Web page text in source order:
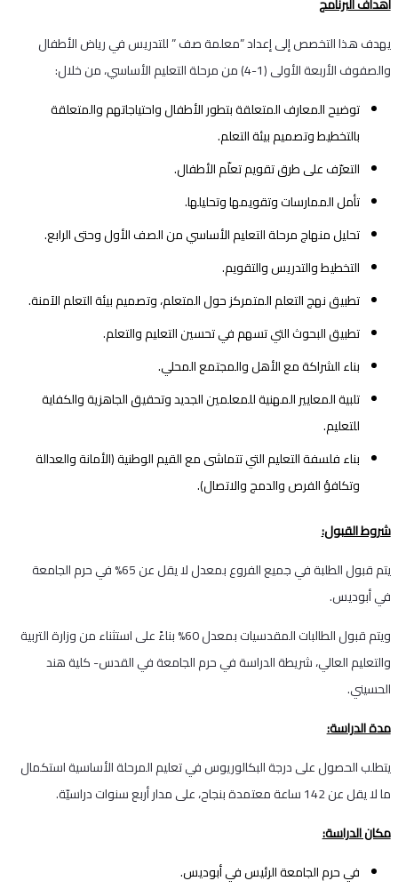
يهدف هذا التخصص إلى إعداد ”معلمة صف ” للتدريس في رياض الأطفال
والصفوف الأربعة الأولى (1-4) من مرحلة التعليم الأساسي، من خلال:
توضيح المعارف المتعلقة بتطور الأطفال واحتياجاتهم والمتعلقة
بالتخطيط وتصميم بيئة التعلم.
التعرّف على طرق تقويم تعلّم الأطفال.
تأمل الممارسات وتقويمها وتحليلها.
تحليل منهاج مرحلة التعليم الأساسي من الصف الأول وحتى الرابع.
التخطيط والتدريس والتقويم.
تطبيق نهج التعلم المتمركز حول المتعلم، وتصميم بيئة التعلم الآمنة.
تطبيق البحوث التي تسهم في تحسين التعليم والتعلم.
بناء الشراكة مع الأهل والمجتمع المحلي.
تلبية المعايير المهنية للمعلمين الجديد وتحقيق الجاهزية والكفاية
للتعليم.
بناء فلسفة التعليم التي تتماشى مع القيم الوطنية (الأمانة والعدالة
وتكافؤ الفرص والدمج والاتصال).
شروط القبول:
يتم قبول الطلبة في جميع الفروع بمعدل لا يقل عن 65% في حرم الجامعة
في أبوديس.
ويتم قبول الطالبات المقدسيات بمعدل 60% بناءً على استثناء من وزارة التربية
والتعليم العالي، شريطة الدراسة في حرم الجامعة في القدس- كلية هند
الحسيني.
مدة الدراسة:
يتطلب الحصول على درجة البكالوريوس في تعليم المرحلة الأساسية استكمال
ما لا يقل عن 142 ساعة معتمدة بنجاح، على مدار أربع سنوات دراسيّة.
مكان الدراسة:
في حرم الجامعة الرئيس في أبوديس.